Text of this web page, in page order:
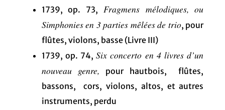
1739, op. 73, Fragmens mélodiques, ou
Simphonies en 3 parties mêlées de trio, pour
flûtes, violons, basse (Livre III)
1739, op. 74,Six concerto en 4 livres d’un
nouveau genre, pour hautbois, flûtes,
bassons, cors, violons, altos, et autres
instruments, perdu